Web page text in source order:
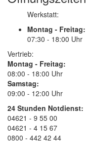
Werkstatt:
Montag - Freitag:
07:30 - 18:00 Uhr
Vertrieb:
Montag - Freitag:
08:00 - 18:00 Uhr
Samstag:
09:00 - 12:00 Uhr
24 Stunden Notdienst:
04621 - 9 55 00
04621 - 4 15 67
0800 - 442 42 44